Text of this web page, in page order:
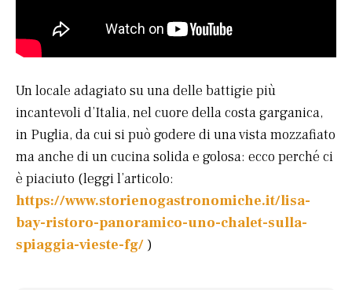
Un locale adagiato su una delle battigie più
incantevoli d’Italia, nel cuore della costa garganica,
in Puglia, da cui si può godere di una vista mozzafiato
ma anche di un cucina solida e golosa: ecco perché ci
è piaciuto (leggi l’articolo:
https://www.storienogastronomiche.it/lisa-
bay-ristoro-panoramico-uno-chalet-sulla-
spiaggia-vieste-fg/ )